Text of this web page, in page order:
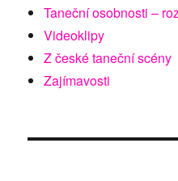
Taneční osobnosti –
Videoklipy
Z české taneční scény
Zajímavosti